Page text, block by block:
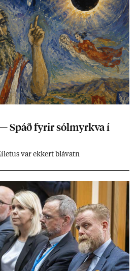
Spáð fyr­ir sól­myrkva í
var ekk­ert blá­vatn